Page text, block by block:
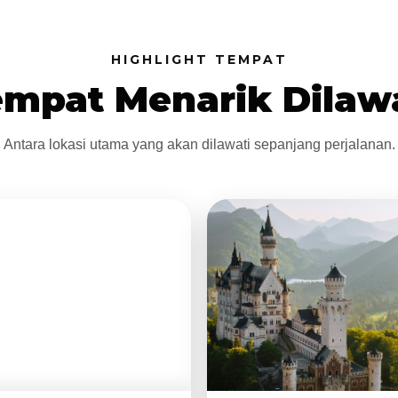
HIGHLIGHT TEMPAT
Menarik
Antara lokasi utama yang akan dilawati sepanjang perjalanan.